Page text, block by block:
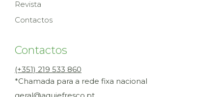
Revista
Contactos
Contactos
(+351) 219 533 860
*Chamada para a rede fixa nacional